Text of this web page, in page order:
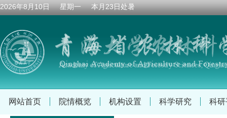
2026年8月10日 星期一 本月23日处暑
网站首页 院情概览 机构设置 科学研究 科